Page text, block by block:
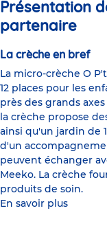
Présentation
partenaire
La crèche en bref
La micro-crèche O
12 places pour les
près des grands
la crèche propose
ainsi qu'un jardin de
d'un
peuvent échanger
Meeko. La crèche
produits de soin.
En savoir plus